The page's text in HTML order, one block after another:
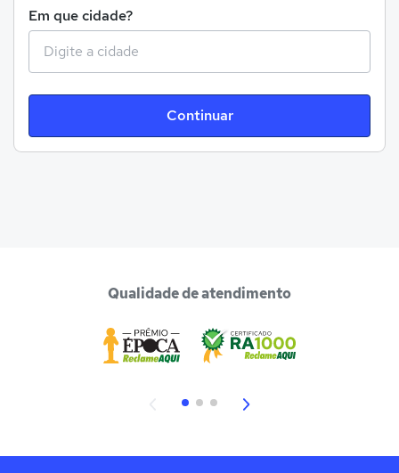
Em que cidade?
Continuar
Qualidade de atendimento